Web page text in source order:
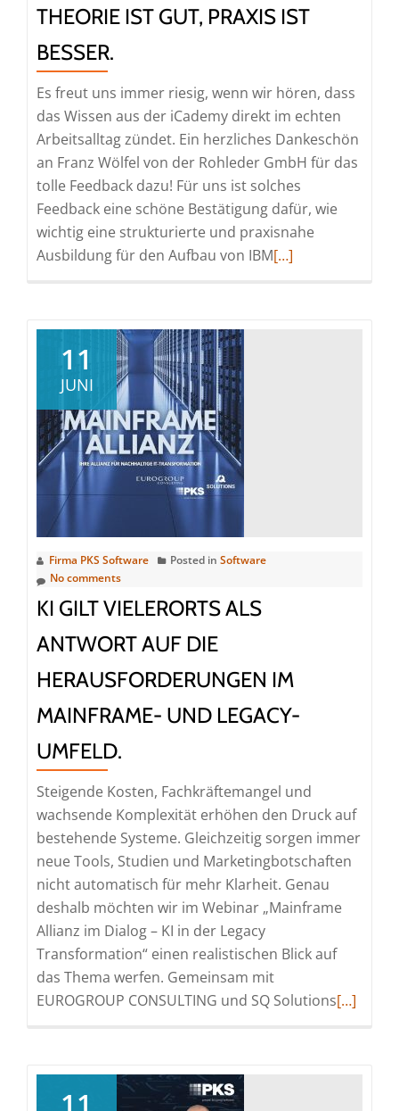
Modernisierung
THEORIE IST GUT, PRAXIS IST
BESSER.
Es freut uns immer riesig, wenn wir hören, dass
das Wissen aus der iCademy direkt im echten
Arbeitsalltag zündet. Ein herzliches Dankeschön
an Franz Wölfel von der Rohleder GmbH für das
tolle Feedback dazu! Für uns ist solches
Feedback eine schöne Bestätigung dafür, wie
wichtig eine strukturierte und praxisnahe
Ausbildung für den Aufbau von IBMRead
[…]
11
JUNI
Firma PKS Software Posted in Software
No comments
KI GILT VIELERORTS ALS
ANTWORT AUF DIE
HERAUSFORDERUNGEN IM
MAINFRAME- UND LEGACY-
UMFELD.
Steigende Kosten, Fachkräftemangel und
wachsende Komplexität erhöhen den Druck auf
bestehende Systeme. Gleichzeitig sorgen immer
neue Tools, Studien und Marketingbotschaften
nicht automatisch für mehr Klarheit. Genau
deshalb möchten wir im Webinar „Mainframe
Allianz im Dialog – KI in der Legacy
Transformation“ einen realistischen Blick auf
das Thema werfen. Gemeinsam mit
EUROGROUP CONSULTING und SQ SolutionsRead
[…]
11